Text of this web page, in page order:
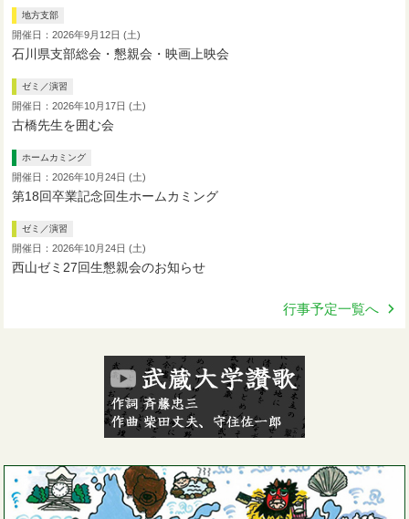
地方支部
開催日：2026年9月12日 (土)
石川県支部総会・懇親会・映画上映会
ゼミ／演習
開催日：2026年10月17日 (土)
古橋先生を囲む会
ホームカミング
開催日：2026年10月24日 (土)
第18回卒業記念回生ホームカミング
ゼミ／演習
開催日：2026年10月24日 (土)
西山ゼミ27回生懇親会のお知らせ
行事予定一覧へ